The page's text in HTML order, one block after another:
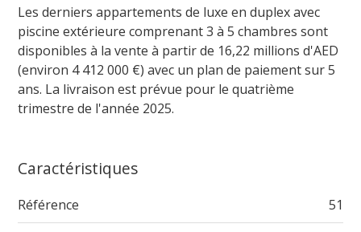
Les derniers appartements de luxe en duplex avec
piscine extérieure comprenant 3 à 5 chambres sont
disponibles à la vente à partir de 16,22 millions d'AED
(environ 4 412 000 €) avec un plan de paiement sur 5
ans. La livraison est prévue pour le quatrième
trimestre de l'année 2025.
Caractéristiques
Référence 51